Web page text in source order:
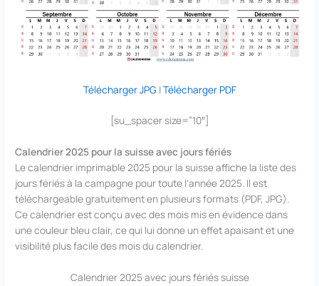
Télécharger JPG|Télécharger PDF
[su_spacer size=”10″]
Calendrier 2025 pour la suisse avec jours fériés
Le calendrier imprimable 2025 pour la suisse affiche la liste des
jours fériés à la campagne pour toute l’année 2025. Il est
téléchargeable gratuitement en plusieurs formats (PDF, JPG).
Ce calendrier est conçu avec des mois mis en évidence dans
une couleur bleu clair, ce qui lui donne un effet apaisant et une
visibilité plus facile des mois du calendrier.
Calendrier 2025 avec jours fériés suisse